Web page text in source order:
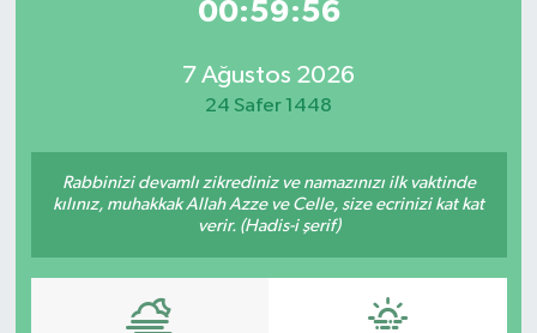
00:59:56
7 Ağustos 2026
24 Safer 1448
Rabbinizi devamlı zikrediniz ve namazınızı ilk vaktinde
kılınız, muhakkak Allah Azze ve Celle, size ecrinizi kat kat
verir. (Hadis-i şerif)